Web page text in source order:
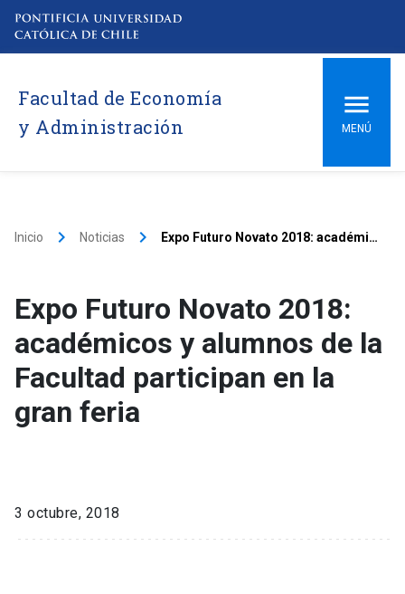
Facultad de Economía
y Administración
MENÚ
Inicio keyboard_arrow_right Noticias keyboard_arrow_right Expo Futuro Novato 2018: académicos y alumnos de la Facultad participan en la gran feria
Expo Futuro Novato 2018:
académicos y alumnos de la
Facultad participan en la
gran feria
3 octubre, 2018